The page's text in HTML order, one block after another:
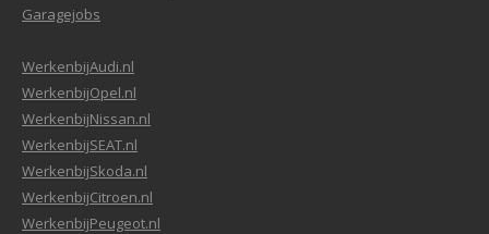
Garagejobs
WerkenbijAudi.nl
WerkenbijOpel.nl
WerkenbijNissan.nl
WerkenbijSEAT.nl
WerkenbijSkoda.nl
WerkenbijCitroen.nl
WerkenbijPeugeot.nl